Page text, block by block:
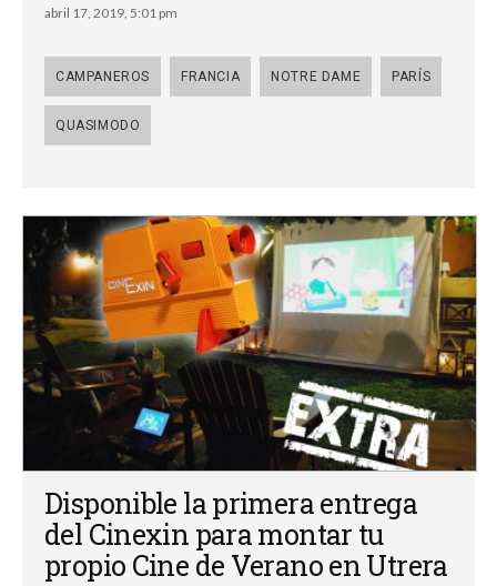
abril 17, 2019, 5:01 pm
CAMPANEROS FRANCIA NOTRE DAME PARÍS
QUASIMODO
Disponible la primera entrega
del Cinexin para montar tu
propio Cine de Verano en Utrera